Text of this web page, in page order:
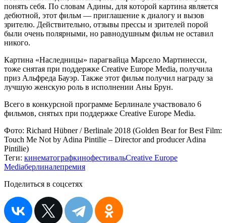
понять себя. По словам Адины, для которой картина является
дебютной, этот фильм — приглашение к диалогу и вызов
зрителю. Действительно, отзывы прессы и зрителей порой
были очень полярными, но равнодушным фильм не оставил
никого.
Картина «Наследницы» парагвайца Марсело Мартинесси,
тоже снятая при поддержке Creative Europe Media, получила
приз Альфреда Бауэр. Также этот фильм получил награду за
лучшую женскую роль в исполнении Аны Брун.
Всего в конкурсной программе Берлинале участвовало 6
фильмов, снятых при поддержке Creative Europe Media.
Фото: Richard Hübner / Berlinale 2018 (Golden Bear for Best Film:
Touch Me Not by Adina Pintilie – Director and producer Adina
Pintilie)
Теги: кинематографкинофестивальCreative Europe
Mediaберлиналепремия
Поделиться в соцсетях